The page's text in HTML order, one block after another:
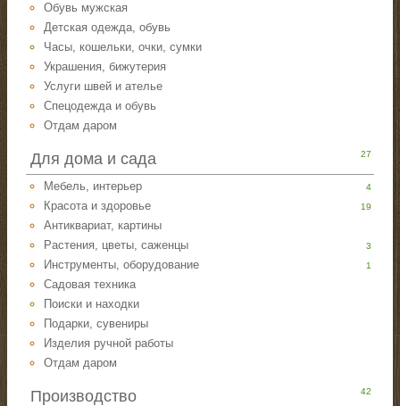
Обувь мужская
Детская одежда, обувь
Часы, кошельки, очки, сумки
Украшения, бижутерия
Услуги швей и ателье
Спецодежда и обувь
Отдам даром
Для дома и сада 27
Мебель, интерьер 4
Красота и здоровье 19
Антиквариат, картины
Растения, цветы, саженцы
3
Инструменты, оборудование 1
Садовая техника
Поиски и находки
Подарки, сувениры
Изделия ручной работы
Отдам даром
Производство 42